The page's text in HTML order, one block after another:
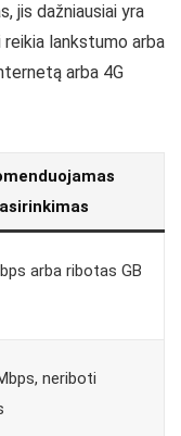
jis dažniausiai yra
reikia lankstumo arba
arba 4G
arba ribotas GB
neriboti